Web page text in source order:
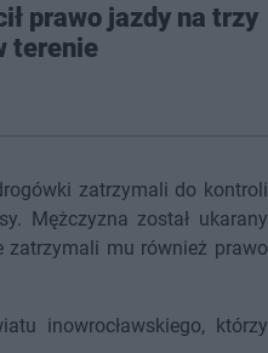
prawo jazdy na trzy
terenie
zatrzymali do kontroli
Mężczyzna został ukarany
zatrzymali mu również prawo
inowrocławskiego, którzy